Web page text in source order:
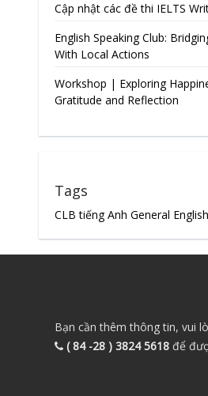
Cập nhật các đề thi IELTS
English Speaking Club:
With Local Actions
Workshop | Exploring
Gratitude and Reflection
Tags
CLB tiếng Anh General
Bạn cần thêm thông tin, vui
( 84 -28 ) 3824 5618để